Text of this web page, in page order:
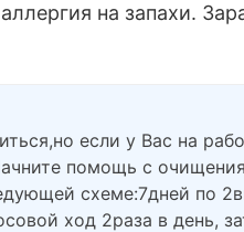
на запахи.
если у Вас на
помощь с
схеме:7дней по
ход 2раза в день,